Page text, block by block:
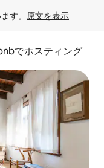
す。 原文を表示
でホスティング